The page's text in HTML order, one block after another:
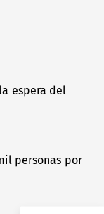
espera del
personas por